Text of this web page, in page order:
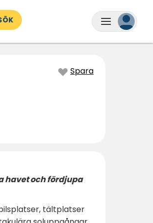
Spara
havet och fördjupa
tältplatser